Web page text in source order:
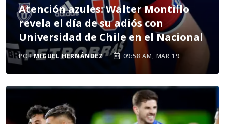
Atención azules: Walter Montillo
revela el día de su adiós con
Universidad de Chile en el Nacional
PORMIGUEL HERNÁNDEZ 09:58 AM, MAR 19